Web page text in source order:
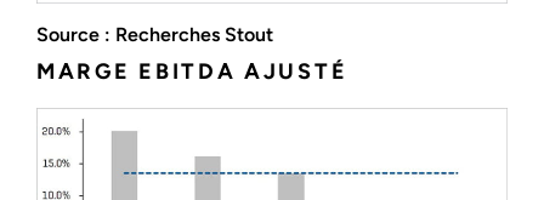
Source : Recherches Stout
MARGE EBITDA AJUSTÉ